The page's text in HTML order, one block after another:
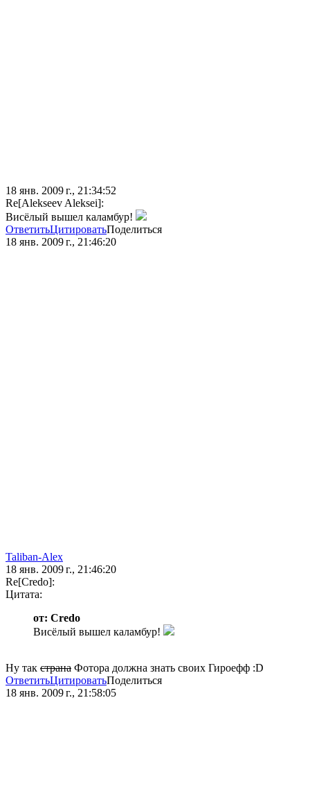
18 янв. 2009 г., 21:34:52
Re[Alekseev Aleksei]:
Висёлый вышел каламбур!
ОтветитьЦитироватьПоделиться
18 янв. 2009 г., 21:46:20
Taliban-Alex
18 янв. 2009 г., 21:46:20
Re[Credo]:
Цитата:
от: Credo
Висёлый вышел каламбур!
Ну так страна Фотора должна знать своих Гироефф :D
ОтветитьЦитироватьПоделиться
18 янв. 2009 г., 21:58:05